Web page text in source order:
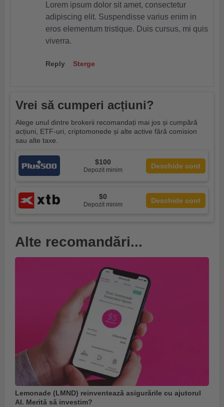
Lorem ipsum dolor sit amet, consectetur
adipiscing elit. Suspendisse varius enim in
eros elementum tristique. Duis cursus, mi quis
viverra.
Reply Sterge
Vrei să cumperi acțiuni?
Alege unul dintre brokerii recomandați mai jos și cumpără
acțiuni, ETF-uri, criptomonede și alte active fără comision
sau alte taxe.
$100
Depozit minim
Deschide cont
$0
Depozit minim
Deschide cont
Alte recomandări...
Lemonade (LMND) reinventează asigurările cu ajutorul
AI. Merită să investim?